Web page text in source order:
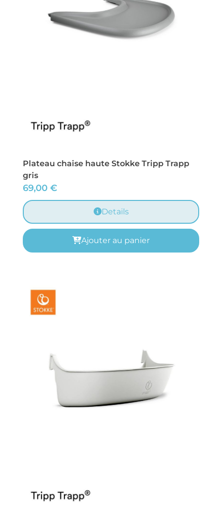
Plateau chaise haute Stokke Tripp Trapp
gris
69,00 €
Details
Ajouter au panier